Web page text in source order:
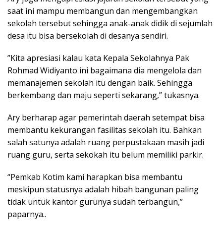
saat ini mampu membangun dan mengembangkan
sekolah tersebut sehingga anak-anak didik di sejumlah
desa itu bisa bersekolah di desanya sendiri.
”Kita apresiasi kalau kata Kepala Sekolahnya Pak
Rohmad Widiyanto ini bagaimana dia mengelola dan
memanajemen sekolah itu dengan baik. Sehingga
berkembang dan maju seperti sekarang,” tukasnya.
Ary berharap agar pemerintah daerah setempat bisa
membantu kekurangan fasilitas sekolah itu. Bahkan
salah satunya adalah ruang perpustakaan masih jadi
ruang guru, serta sekokah itu belum memiliki parkir.
“Pemkab Kotim kami harapkan bisa membantu
meskipun statusnya adalah hibah bangunan paling
tidak untuk kantor gurunya sudah terbangun,”
paparnya..